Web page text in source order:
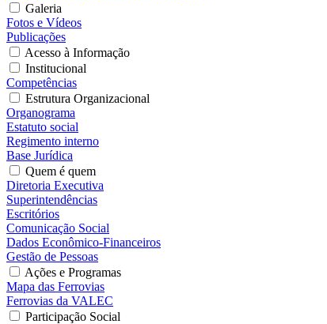
Galeria
Fotos e Vídeos
Publicações
Acesso à Informação
Institucional
Competências
Estrutura Organizacional
Organograma
Estatuto social
Regimento interno
Base Jurídica
Quem é quem
Diretoria Executiva
Superintendências
Escritórios
Comunicação Social
Dados Econômico-Financeiros
Gestão de Pessoas
Ações e Programas
Mapa das Ferrovias
Ferrovias da VALEC
Participação Social